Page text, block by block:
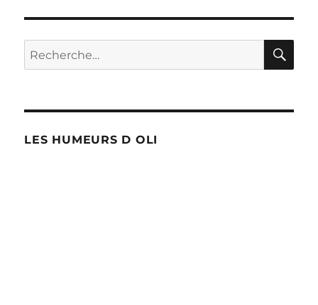
Recherche
pour :
LES HUMEURS D OLI